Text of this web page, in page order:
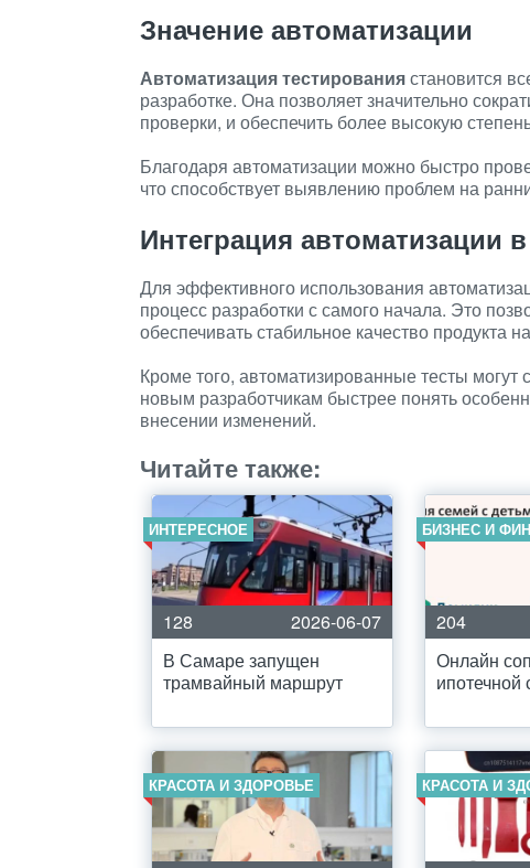
Значение автоматизации
Автоматизация тестированиястановится
разработке. Она позволяет значительно
проверки, и обеспечить более высокую
Благодаря автоматизации можно быстро
что способствует выявлению проблем на
Интеграция автоматизации
Для эффективного использования
процесс разработки с самого начала. Это
обеспечивать стабильное качество продукта
Кроме того, автоматизированные тесты
новым разработчикам быстрее понять
внесении изменений.
Читайте также:
ИНТЕРЕСНОЕ
128
2026-06-07
В Самаре запущен
трамвайный маршрут
БИЗНЕС И
204
Онлайн
ипотечной
КРАСОТА И ЗДОРОВЬЕ КРАСОТА И